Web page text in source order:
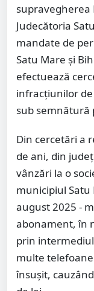
supravegherea
Judecătoria
mandate de
Satu Mare și
efectuează
infracțiunilor
sub semnătură
Din cercetări a
de ani, din
vânzări la o
municipiul
august 2025 -
abonament, în
prin
multe
însușit,